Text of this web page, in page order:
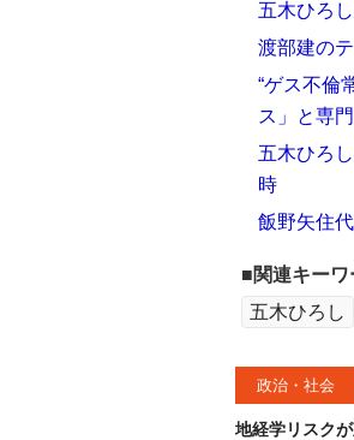
五木ひろ
渡部建の
“ゲス不倫
ス」と専
五木ひろ
時
飯野矢住
■関連キーワ
五木ひろし
政治・社会
地経学リスク